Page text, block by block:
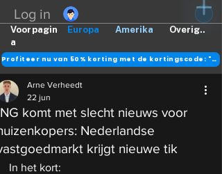
Log in
Europa Amerika Overig..
Voorpagin
a
Profiteer nu van 50% korting met de kortingscode: "DANK"
komt met slecht nieuws voor
Nederlandse
krijgt nieuwe tik
Arne Verheedt
22 jun
In het kort: